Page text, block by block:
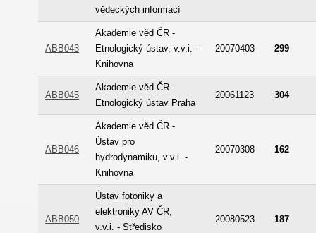
vědeckých informací
ABB043
Akademie věd ČR -
Etnologický ústav, v.v.i. -
Knihovna
20070403 299
ABB045
Akademie věd ČR -
Etnologický ústav Praha
20061123 304
ABB046
Akademie věd ČR -
Ústav pro
hydrodynamiku, v.v.i. -
Knihovna
20070308 162
ABB050
Ústav fotoniky a
elektroniky AV ČR,
v.v.i. - Středisko
20080523 187